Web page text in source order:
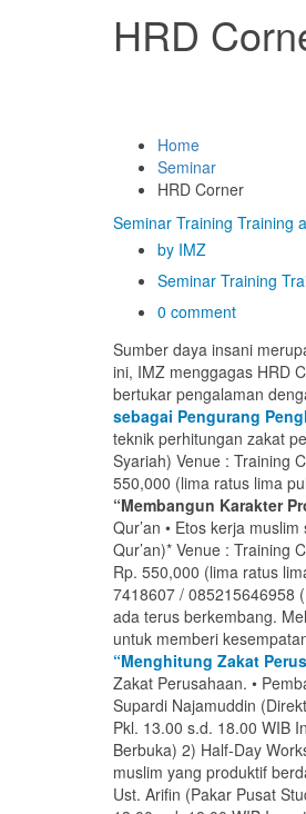
HRD
Home
Seminar
HRD Corner
Seminar Training Training
by IMZ
Seminar Training
0 comment
Sumber daya insani
ini, IMZ menggagas HRD
bertukar pengalaman
sebagai Pengurang
teknik perhitungan zakat
Syariah) Venue : Training
550,000 (lima ratus lima
“Membangun Karakter
Qur’an • Etos kerja
Qur’an)* Venue : Training
Rp. 550,000 (lima ratus
7418607 / 085215646958
ada terus berkembang.
untuk memberi
“Menghitung Zakat
Zakat Perusahaan. •
Supardi Najamuddin
Pkl. 13.00 s.d. 18.00 WIB
Berbuka) 2) Half-Day
muslim yang produktif
Ust. Arifin (Pakar Pusat